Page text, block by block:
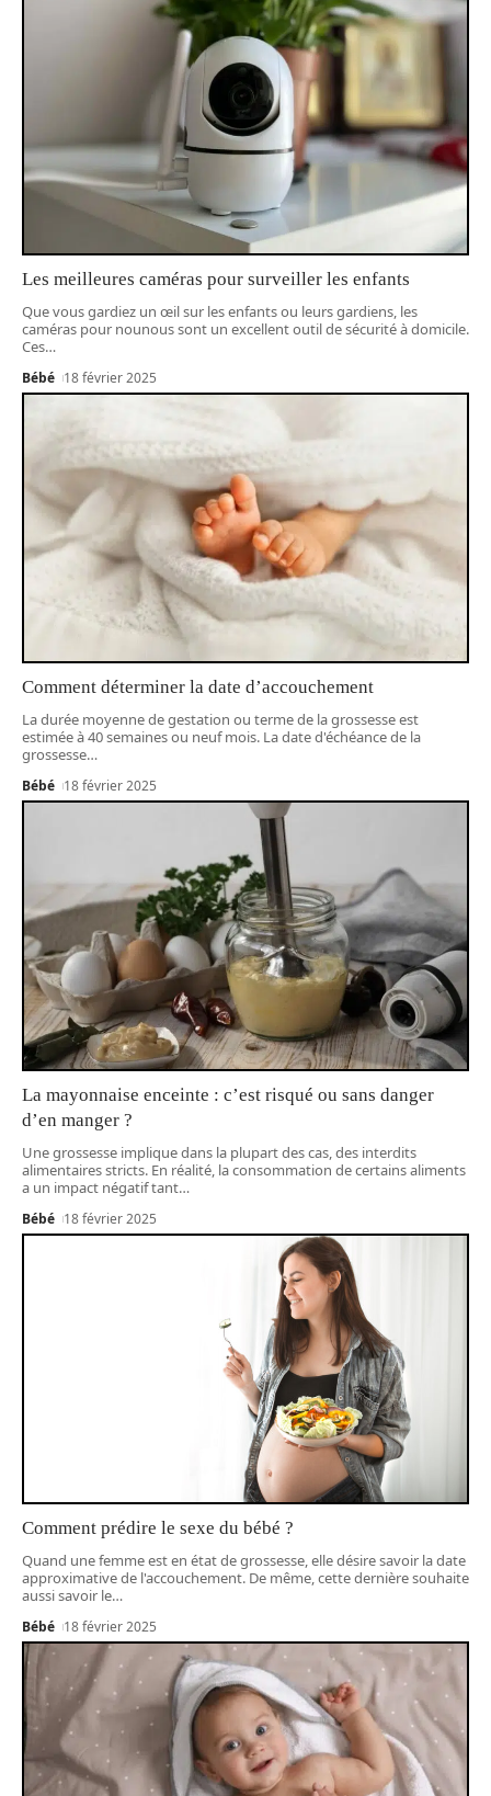
Les meilleures caméras pour surveiller les enfants
Que vous gardiez un œil sur les enfants ou leurs gardiens, les
caméras pour nounous sont un excellent outil de sécurité à domicile.
Ces…
Bébé 18 février 2025
Comment déterminer la date d’accouchement
La durée moyenne de gestation ou terme de la grossesse est
estimée à 40 semaines ou neuf mois. La date d'échéance de la
grossesse…
Bébé 18 février 2025
La mayonnaise enceinte : c’est risqué ou sans danger
d’en manger ?
Une grossesse implique dans la plupart des cas, des interdits
alimentaires stricts. En réalité, la consommation de certains aliments
a un impact négatif tant…
Bébé 18 février 2025
Comment prédire le sexe du bébé ?
Quand une femme est en état de grossesse, elle désire savoir la date
approximative de l'accouchement. De même, cette dernière souhaite
aussi savoir le…
Bébé 18 février 2025